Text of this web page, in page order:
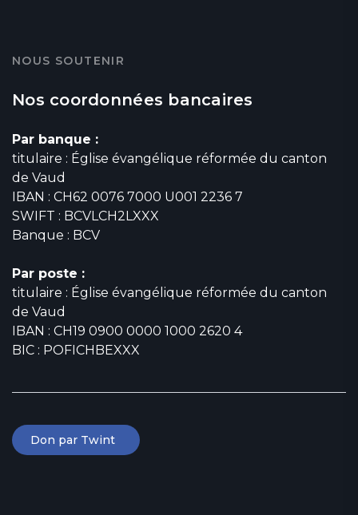
NOUS SOUTENIR
Nos coordonnées bancaires
Par banque :
titulaire : Église évangélique réformée du canton
de Vaud
IBAN : CH62 0076 7000 U001 2236 7
SWIFT : BCVLCH2LXXX
Banque : BCV
Par poste :
titulaire : Église évangélique réformée du canton
de Vaud
IBAN : CH19 0900 0000 1000 2620 4
BIC : POFICHBEXXX
Don par Twint